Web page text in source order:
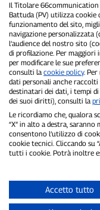
P300.it è
Registrazione
Proprietario ed
Direttore
"Se è
Il Titolare 66communication
Battuda (PV) utilizza cookie
funzionamento del sito,
navigazione personalizzata
l’audience del nostro sito
di profilazione. Per
per modificare le sue
consulti la cookie policy.
dati personali anche
destinatari dei dati, i tempi
dei suoi diritti), consulti la
Le ricordiamo che, qualora
“X” in alto a destra,
consentono l’utilizzo di
cookie tecnici. Cliccando su
tutti i cookie. Potrà inoltre
Accetto tutto